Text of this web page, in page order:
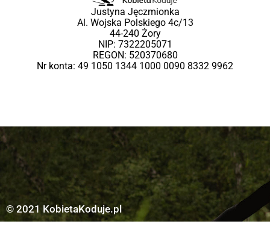
Justyna Jęczmionka
Al. Wojska Polskiego 4c/13
44-240 Żory
NIP: 7322205071
REGON: 520370680
Nr konta: 49 1050 1344 1000 0090 8332 9962
© 2021 KobietaKoduje.pl